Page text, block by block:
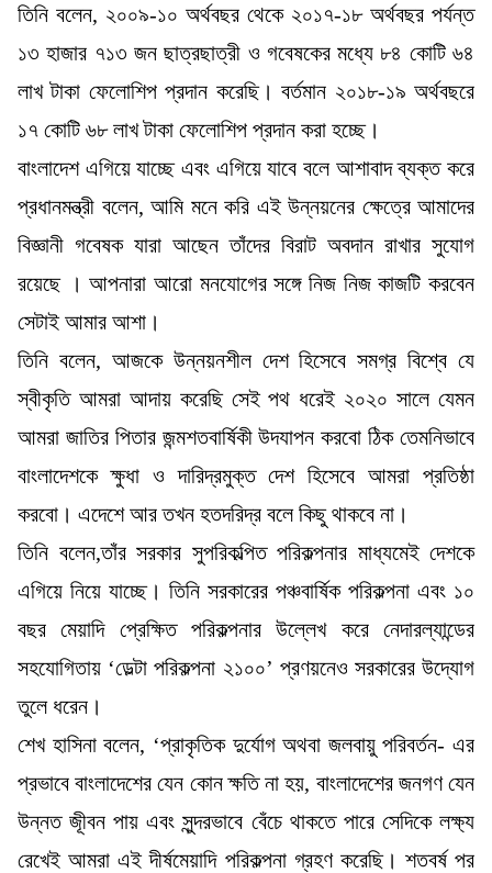
তিনি বলেন, ২০০৯-১০ অর্থবছর থেকে ২০১৭-১৮ অর্থবছর পর্যন্ত
১৩ হাজার ৭১৩ জন ছাত্রছাত্রী ও গবেষকের মধ্যে ৮৪ কোটি ৬৪
লাখ টাকা ফেলোশিপ প্রদান করেছি। বর্তমান ২০১৮-১৯ অর্থবছরে
১৭ কোটি ৬৮ লাখ টাকা ফেলোশিপ প্রদান করা হচ্ছে।
বাংলাদেশ এগিয়ে যাচ্ছে এবং এগিয়ে যাবে বলে আশাবাদ ব্যক্ত করে
প্রধানমন্ত্রী বলেন, আমি মনে করি এই উন্নয়নের ক্ষেত্রে আমাদের
বিজ্ঞানী গবেষক যারা আছেন তাঁদের বিরাট অবদান রাখার সুযোগ
রয়েছে । আপনারা আরো মনযোগের সঙ্গে নিজ নিজ কাজটি করবেন
সেটাই আমার আশা।
তিনি বলেন, আজকে উন্নয়নশীল দেশ হিসেবে সমগ্র বিশ্বে যে
স্বীকৃতি আমরা আদায় করেছি সেই পথ ধরেই ২০২০ সালে যেমন
আমরা জাতির পিতার জন্মশতবার্ষিকী উদযাপন করবো ঠিক তেমনিভাবে
বাংলাদেশকে ক্ষুধা ও দারিদ্রমুক্ত দেশ হিসেবে আমরা প্রতিষ্ঠা
করবো। এদেশে আর তখন হতদরিদ্র বলে কিছু থাকবে না।
তিনি বলেন,তাঁর সরকার সুপরিকল্পিত পরিকল্পনার মাধ্যমেই দেশকে
এগিয়ে নিয়ে যাচ্ছে। তিনি সরকারের পঞ্চবার্ষিক পরিকল্পনা এবং ১০
বছর মেয়াদি প্রেক্ষিত পরিকল্পনার উল্লেখ করে নেদারল্যান্ডের
সহযোগিতায় ‘ডেল্টা পরিকল্পনা ২১০০’ প্রণয়নেও সরকারের উদ্যোগ
তুলে ধরেন।
শেখ হাসিনা বলেন, ‘প্রাকৃতিক দুর্যোগ অথবা জলবায়ু পরিবর্তন- এর
প্রভাবে বাংলাদেশের যেন কোন ক্ষতি না হয়, বাংলাদেশের জনগণ যেন
উন্নত জূীবন পায় এবং সুন্দরভাবে বেঁচে থাকতে পারে সেদিকে লক্ষ্য
রেখেই আমরা এই দীর্ষমেয়াদি পরিকল্পনা গ্রহণ করেছি। শতবর্ষ পর